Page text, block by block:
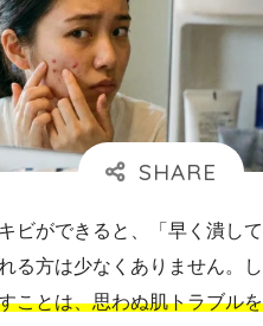
ビができると、「早く潰して
る方は少なくありません。し
ことは、思わぬ肌トラブルを